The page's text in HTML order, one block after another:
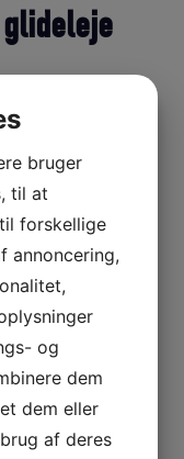
bruger
til at
forskellige
annoncering,
og
dem
dem eller
af deres